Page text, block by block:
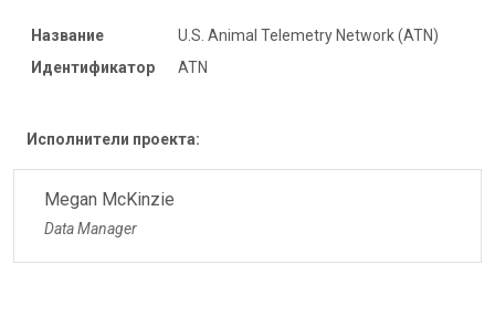
Название
U.S. Animal Telemetry Network (ATN)
Идентификатор
ATN
Исполнители проекта:
Megan McKinzie
Data Manager